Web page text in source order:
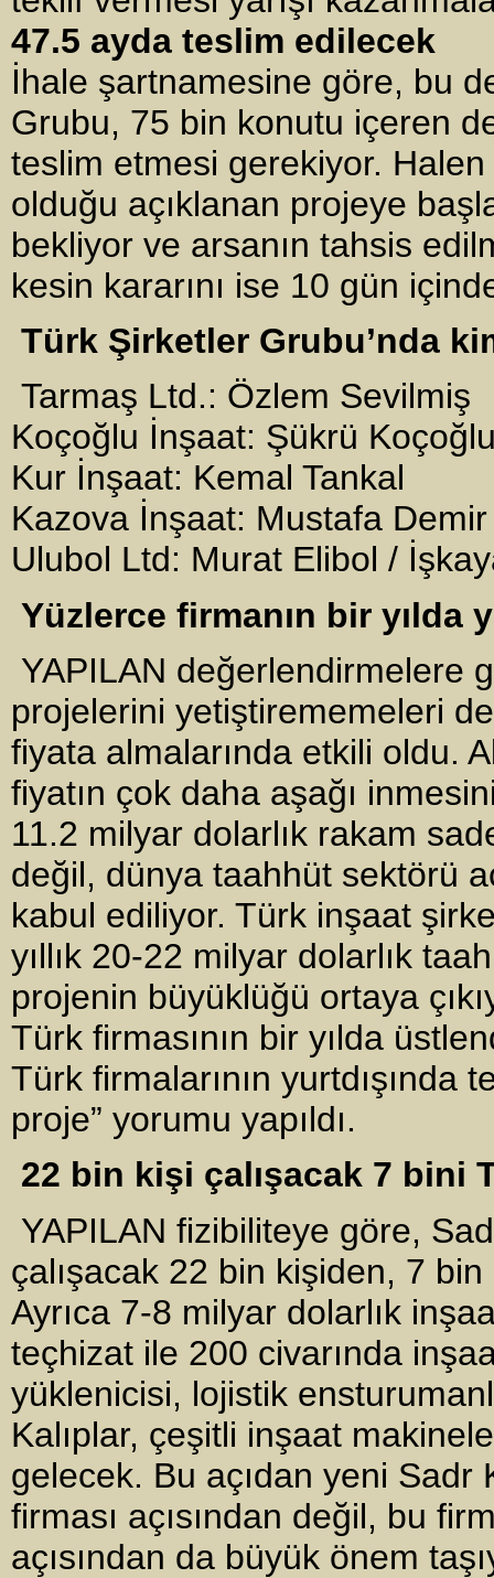
47.5 ayda teslim edilecek
İhale şartnamesine göre, bu
Grubu, 75 bin konutu içeren
teslim etmesi gerekiyor.
olduğu açıklanan projeye
bekliyor ve arsanın tahsis
kesin kararını ise 10 gün
Türk Şirketler Grubu’nda
Tarmaş Ltd.: Özlem Sevilmiş
Koçoğlu İnşaat: Şükrü
Kur İnşaat: Kemal Tankal
Kazova İnşaat: Mustafa Demir
Ulubol Ltd: Murat Elibol /
Yüzlerce firmanın bir yılda
YAPILAN değerlendirmelere
projelerini yetiştirememeleri
fiyata almalarında etkili oldu.
fiyatın çok daha aşağı
11.2 milyar dolarlık rakam
değil, dünya taahhüt sektörü
kabul ediliyor. Türk inşaat
yıllık 20-22 milyar dolarlık
projenin büyüklüğü ortaya
Türk firmasının bir yılda
Türk firmalarının yurtdışında
proje” yorumu yapıldı.
22 bin kişi çalışacak 7 bini
YAPILAN fizibiliteye göre,
çalışacak 22 bin kişiden, 7
Ayrıca 7-8 milyar dolarlık
teçhizat ile 200 civarında
yüklenicisi, lojistik
Kalıplar, çeşitli inşaat
gelecek. Bu açıdan yeni
firması açısından değil, bu
açısından da büyük önem